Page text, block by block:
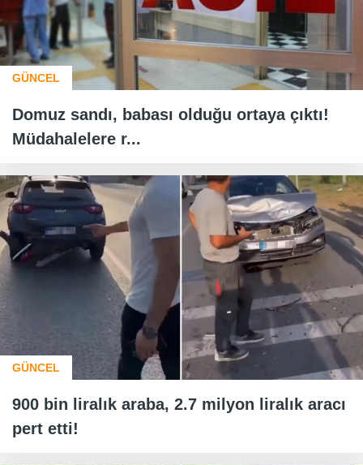
GÜNCEL
Domuz sandı, babası olduğu ortaya çıktı!
Müdahalelere r...
GÜNCEL
900 bin liralık araba, 2.7 milyon liralık aracı
pert etti!